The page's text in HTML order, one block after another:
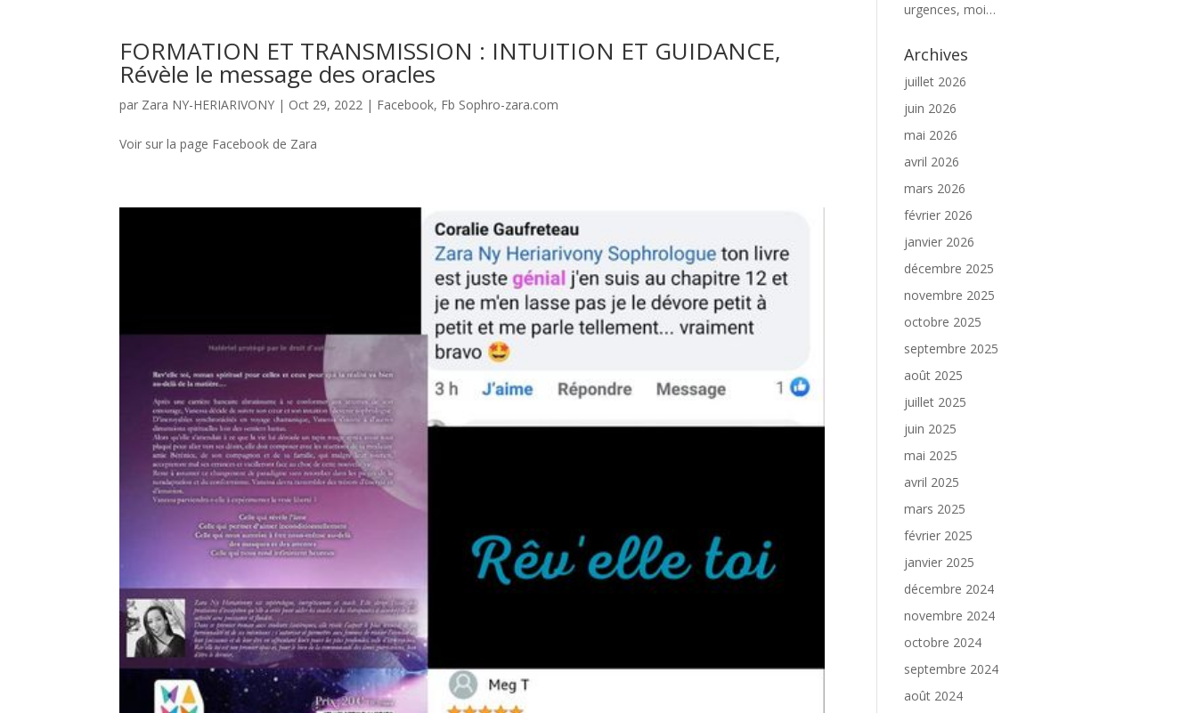
FORMATION ET TRANSMISSION : INTUITION ET GUIDANCE,
Révèle le message des oracles
par Zara NY-HERIARIVONY | Oct 29, 2022 | Facebook, Fb Sophro-zara.com
Voir sur la page Facebook de Zara
urgences, moi…
Archives
juillet 2026
juin 2026
mai 2026
avril 2026
mars 2026
février 2026
janvier 2026
décembre 2025
novembre 2025
octobre 2025
septembre 2025
août 2025
juillet 2025
juin 2025
mai 2025
avril 2025
mars 2025
février 2025
janvier 2025
décembre 2024
novembre 2024
octobre 2024
septembre 2024
août 2024